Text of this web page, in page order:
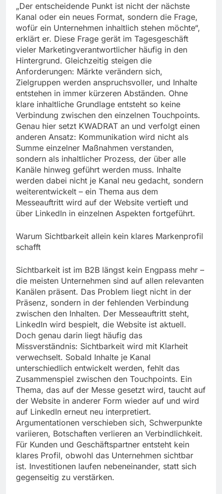
„Der entscheidende Punkt ist nicht der nächste
Kanal oder ein neues Format, sondern die Frage,
wofür ein Unternehmen inhaltlich stehen möchte“,
erklärt er. Diese Frage gerät im Tagesgeschäft
vieler Marketingverantwortlicher häufig in den
Hintergrund. Gleichzeitig steigen die
Anforderungen: Märkte verändern sich,
Zielgruppen werden anspruchsvoller, und Inhalte
entstehen in immer kürzeren Abständen. Ohne
klare inhaltliche Grundlage entsteht so keine
Verbindung zwischen den einzelnen Touchpoints.
Genau hier setzt KWADRAT an und verfolgt einen
anderen Ansatz: Kommunikation wird nicht als
Summe einzelner Maßnahmen verstanden,
sondern als inhaltlicher Prozess, der über alle
Kanäle hinweg geführt werden muss. Inhalte
werden dabei nicht je Kanal neu gedacht, sondern
weiterentwickelt – ein Thema aus dem
Messeauftritt wird auf der Website vertieft und
über LinkedIn in einzelnen Aspekten fortgeführt.
Warum Sichtbarkeit allein kein klares Markenprofil
schafft
Sichtbarkeit ist im B2B längst kein Engpass mehr –
die meisten Unternehmen sind auf allen relevanten
Kanälen präsent. Das Problem liegt nicht in der
Präsenz, sondern in der fehlenden Verbindung
zwischen den Inhalten. Der Messeauftritt steht,
LinkedIn wird bespielt, die Website ist aktuell.
Doch genau darin liegt häufig das
Missverständnis: Sichtbarkeit wird mit Klarheit
verwechselt. Sobald Inhalte je Kanal
unterschiedlich entwickelt werden, fehlt das
Zusammenspiel zwischen den Touchpoints. Ein
Thema, das auf der Messe gesetzt wird, taucht auf
der Website in anderer Form wieder auf und wird
auf LinkedIn erneut neu interpretiert.
Argumentationen verschieben sich, Schwerpunkte
variieren, Botschaften verlieren an Verbindlichkeit.
Für Kunden und Geschäftspartner entsteht kein
klares Profil, obwohl das Unternehmen sichtbar
ist. Investitionen laufen nebeneinander, statt sich
gegenseitig zu verstärken.